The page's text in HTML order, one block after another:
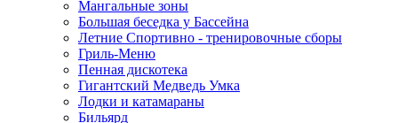
Мангальные зоны
Большая беседка у Бассейна
Летние Спортивно - тренировочные сборы
Гриль-Меню
Пенная дискотека
Гигантский Медведь Умка
Лодки и катамараны
Бильярд